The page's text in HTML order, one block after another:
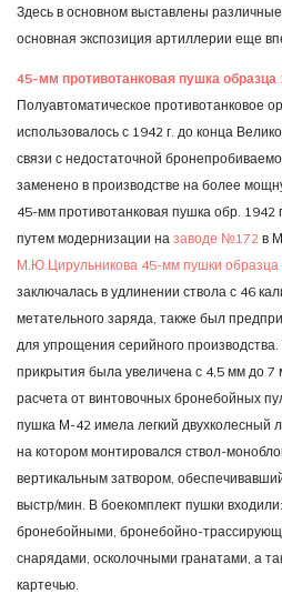
Здесь в основном выставлены
основная экспозиция артиллерии еще
45-мм противотанковая пушка образца
Полуавтоматическое противотанковое
использовалось с 1942 г. до конца
связи с недостаточной
заменено в производстве на более
45-мм противотанковая пушка обр.
путем модернизации на заводе №172 в
М.Ю.Цирульникова 45-мм пушки образца
заключалась в удлинении ствола с 46
метательного заряда, также был
для упрощения серийного
прикрытия была увеличена с 4,5 мм до
расчета от винтовочных бронебойных
пушка М-42 имела легкий двухколесный
на котором монтировался ствол-
вертикальным затвором,
выстр/мин. В боекомплект пушки
бронебойными, бронебойно-
снарядами, осколочными гранатами, а
картечью.